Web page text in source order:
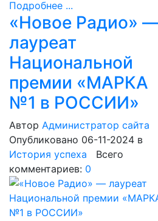
Подробнее ...
«Новое Радио»
лауреат
Национальной
премии «МАРКА
№1 в РОССИИ»
Автор Администратор сайта
Опубликовано 06-11-2024 в
История успеха Всего
комментариев: 0